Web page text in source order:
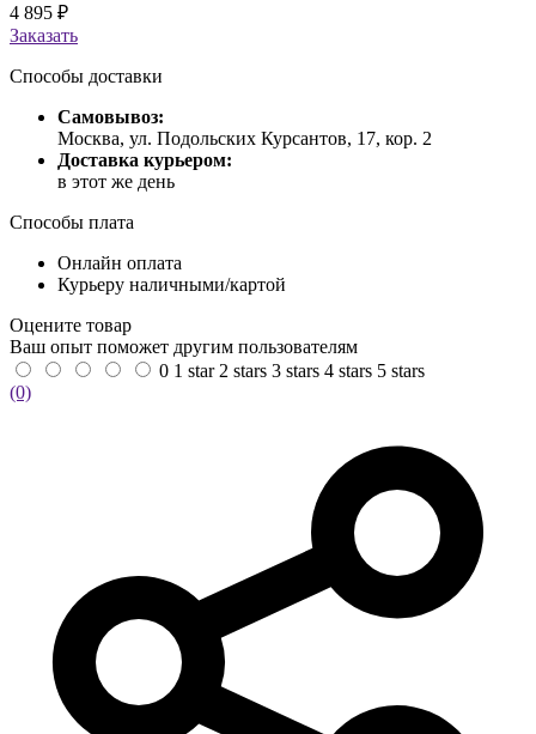
4 895 ₽
Заказать
Способы доставки
Самовывоз:
Москва, ул. Подольских Курсантов, 17, кор. 2
Доставка курьером:
в этот же день
Способы плата
Онлайн оплата
Курьеру наличными/картой
Оцените товар
Ваш опыт поможет другим пользователям
0 1 star 2 stars 3 stars 4 stars 5 stars
(0)